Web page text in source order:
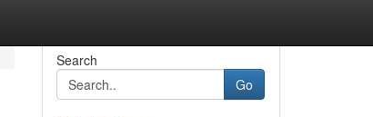
Search
Go